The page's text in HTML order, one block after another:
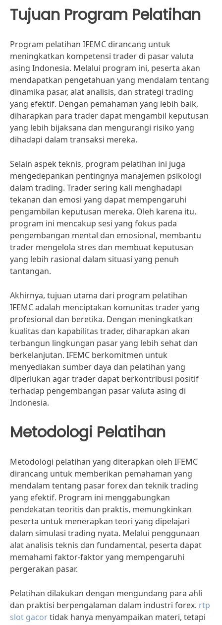
Tujuan Program Pelatihan
Program pelatihan IFEMC dirancang untuk
meningkatkan kompetensi trader di pasar valuta
asing Indonesia. Melalui program ini, peserta akan
mendapatkan pengetahuan yang mendalam tentang
dinamika pasar, alat analisis, dan strategi trading
yang efektif. Dengan pemahaman yang lebih baik,
diharapkan para trader dapat mengambil keputusan
yang lebih bijaksana dan mengurangi risiko yang
dihadapi dalam transaksi mereka.
Selain aspek teknis, program pelatihan ini juga
mengedepankan pentingnya manajemen psikologi
dalam trading. Trader sering kali menghadapi
tekanan dan emosi yang dapat mempengaruhi
pengambilan keputusan mereka. Oleh karena itu,
program ini mencakup sesi yang fokus pada
pengembangan mental dan emosional, membantu
trader mengelola stres dan membuat keputusan
yang lebih rasional dalam situasi yang penuh
tantangan.
Akhirnya, tujuan utama dari program pelatihan
IFEMC adalah menciptakan komunitas trader yang
profesional dan beretika. Dengan meningkatkan
kualitas dan kapabilitas trader, diharapkan akan
terbangun lingkungan pasar yang lebih sehat dan
berkelanjutan. IFEMC berkomitmen untuk
menyediakan sumber daya dan pelatihan yang
diperlukan agar trader dapat berkontribusi positif
terhadap pengembangan pasar valuta asing di
Indonesia.
Metodologi Pelatihan
Metodologi pelatihan yang diterapkan oleh IFEMC
dirancang untuk memberikan pemahaman yang
mendalam tentang pasar forex dan teknik trading
yang efektif. Program ini menggabungkan
pendekatan teoritis dan praktis, memungkinkan
peserta untuk menerapkan teori yang dipelajari
dalam simulasi trading nyata. Melalui penggunaan
alat analisis teknis dan fundamental, peserta dapat
memahami faktor-faktor yang mempengaruhi
pergerakan pasar.
Pelatihan dilakukan dengan mengundang para ahli
dan praktisi berpengalaman dalam industri forex. rtp
slot gacortidak hanya menyampaikan materi, tetapi